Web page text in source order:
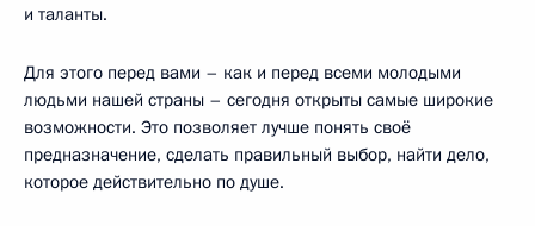
и таланты.
Для этого перед вами – как и перед всеми молодыми
людьми нашей страны – сегодня открыты самые широкие
возможности. Это позволяет лучше понять своё
предназначение, сделать правильный выбор, найти дело,
которое действительно по душе.